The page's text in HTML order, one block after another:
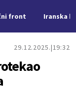
front Iranska
29.12.2025. 19:32